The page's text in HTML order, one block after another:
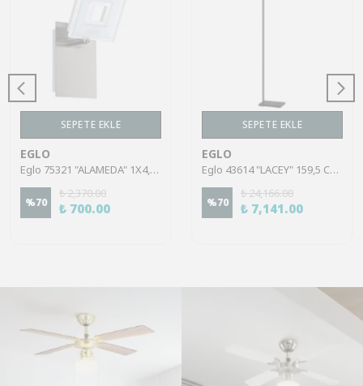
SEPETE EKLE
EGLO
Eglo 75321 "ALAMEDA" 1X4,5W Çelik Nikel Mat Sıva Üstü Spot
%70
₺ 2,370.00
₺ 700.00
SEPETE EKLE
EGLO
Eglo 43614 "LACEY" 159,5 Cm Yüksekliğinde Çelik, Ahşap Köşe Lambası Lambader
%70
₺ 24,166.00
₺ 7,141.00